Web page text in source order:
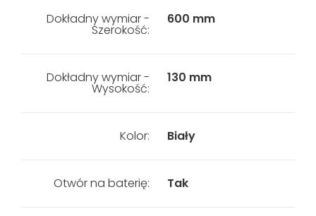
Dokładny wymiar -
Szerokość:
600 mm
Dokładny wymiar -
Wysokość:
130 mm
Kolor: Biały
Otwór na baterię: Tak